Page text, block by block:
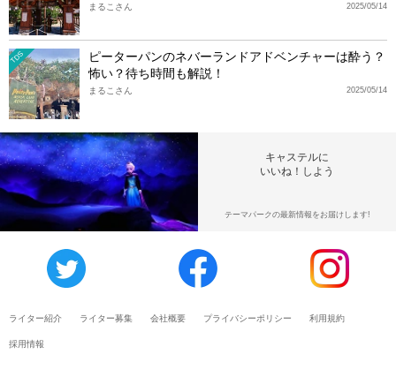
2025/05/14
まるこさん
TDS
ピーターパンのネバーランドアドベンチャーは酔う？
怖い？待ち時間も解説！
2025/05/14
まるこさん
キャステルに
いいね！しよう
テーマパークの最新情報をお届けします!
ライター紹介 ライター募集 会社概要 プライバシーポリシー 利用規約
採用情報